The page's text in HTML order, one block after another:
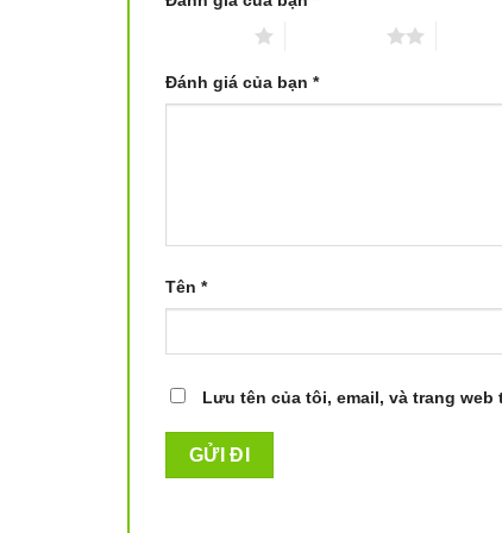
thọ cho sản phẩm.
Đánh giá của bạn *
Tên *
Lưu tên của tôi, email, và trang